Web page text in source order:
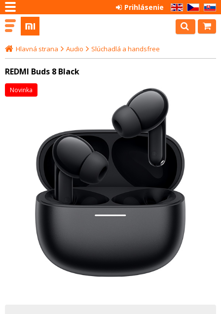
EN CZ SK
Prihlásenie
Hlavná strana Audio Slúchadlá a handsfree
REDMI Buds 8 Black
Novinka